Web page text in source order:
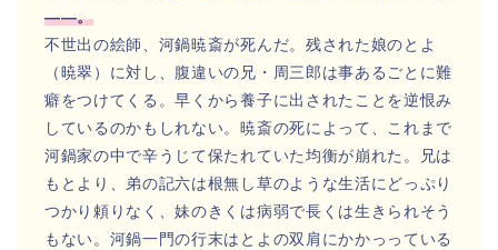
――。
不世出の絵師、河鍋暁斎が死んだ。残された娘のとよ
（暁翠）に対し、腹違いの兄・周三郎は事あるごとに難
癖をつけてくる。早くから養子に出されたことを逆恨み
しているのかもしれない。暁斎の死によって、これまで
河鍋家の中で辛うじて保たれていた均衡が崩れた。兄は
もとより、弟の記六は根無し草のような生活にどっぷり
つかり頼りなく、妹のきくは病弱で長くは生きられそう
もない。河鍋一門の行末はとよの双肩にかかっっている